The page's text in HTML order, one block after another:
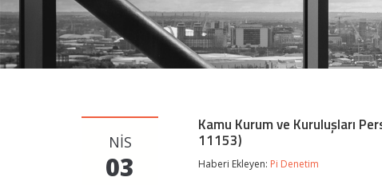
NIS
03
Kamu Kurum ve Kuruluşları
11153)
Haberi Ekleyen: Pi Denetim